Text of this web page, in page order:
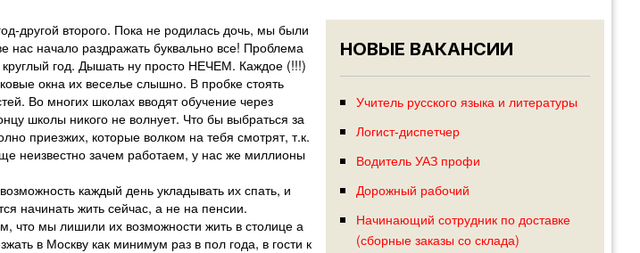
другой второго. Пока не родилась дочь, мы были
нас начало раздражать буквально все! Проблема
год. Дышать ну просто НЕЧЕМ. Каждое (!!!)
окна их веселье слышно. В пробке стоять
Во многих школах вводят обучение через
школы никого не волнует. Что бы выбраться за
приезжих, которые волком на тебя смотрят, т.к.
неизвестно зачем работаем, у нас же миллионы
каждый день укладывать их спать, и
начинать жить сейчас, а не на пенсии.
что мы лишили их возможности жить в столице а
в Москву как минимум раз в пол года, в гости к
НОВЫЕ ВАКАНСИИ
Учитель русского языка и литературы
Логист-диспетчер
Водитель УАЗ профи
Дорожный рабочий
Начинающий сотрудник по доставке
(сборные заказы со склада)